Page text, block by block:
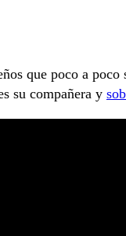
que poco a poco
su compañera y